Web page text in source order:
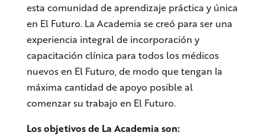
esta comunidad de aprendizaje práctica y única
en El Futuro. La Academia se creó para ser una
experiencia integral de incorporación y
capacitación clínica para todos los médicos
nuevos en El Futuro, de modo que tengan la
máxima cantidad de apoyo posible al
comenzar su trabajo en El Futuro.
Los objetivos de La Academia son: